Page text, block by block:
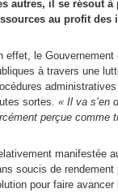
autres, il se résout
au profit des
effet, le
à travers une
sortes. « Il va s’en
perçue comme
manifestée
soucis de rendement
pour faire